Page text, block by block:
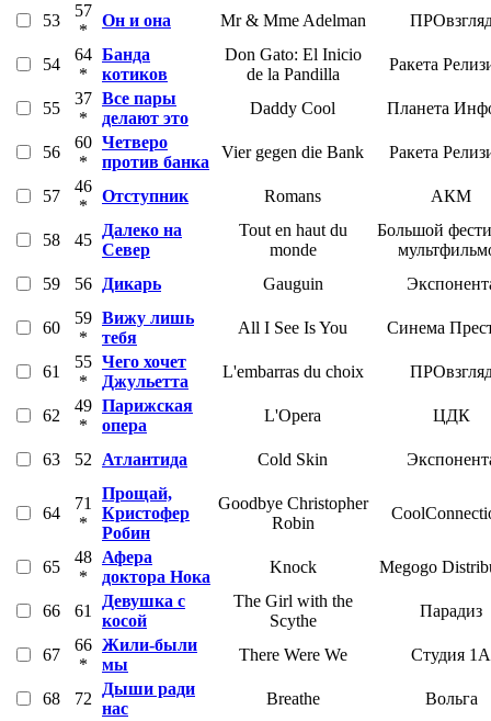
53
57
*
Он и она Mr & Mme Adelman
54
64
*
Банда
котиков
Don Gato: El Inicio
de la Pandilla
Ракета
55
37
*
Все пары
делают это
Daddy Cool Планета
56
60
*
Четверо
против банка
Vier gegen die Bank Ракета
57
46
*
Отступник Romans АКМ
58 45
Далеко на
Север
Tout en haut du
monde
Большой
59
56 Дикарь Gauguin
60
59
*
Вижу лишь
тебя
All I See Is You Синема
61
55
*
Чего хочет
Джульетта
L'embarras du choix
62
49
*
Парижская
опера
L'Opera ЦДК
63 52 Атлантида Cold Skin
64
71
*
Прощай,
Кристофер
Робин
Goodbye Christopher
Robin
65
48
*
Афера
доктора Нока
Knock Megogo
66 61
Девушка с
косой
The Girl with the
Scythe
Парадиз
67
66
*
Жили-были
мы
There Were We Студия 1А
68 72
Дыши ради
нас
Breathe Вольга